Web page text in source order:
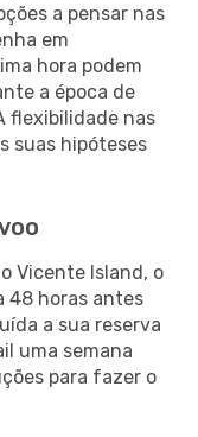
a pensar nas
em
hora podem
a época de
flexibilidade nas
suas hipóteses
Vicente Island, o
48 horas antes
a sua reserva
uma semana
para fazer o